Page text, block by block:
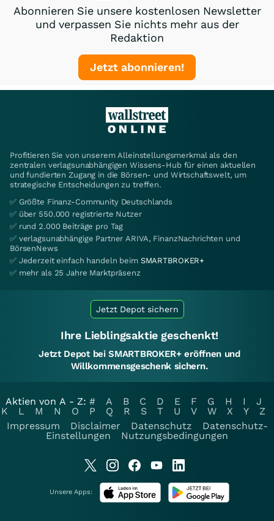
Abonnieren Sie unsere kostenlosen Newsletter
und verpassen Sie nichts mehr aus der
Redaktion
Jetzt abonnieren!
Profitieren Sie von unserem Alleinstellungsmerkmal als den
zentralen verlagsunabhängigen Wissens-Hub für einen aktuellen
und fundierten Zugang in die Börsen- und Wirtschaftswelt, um
strategische Entscheidungen zu treffen.
✅ Größte Finanz-Community Deutschlands
✅ über 550.000 registrierte Nutzer
✅ rund 2.000 Beiträge pro Tag
✅ verlagsunabhängige Partner ARIVA, FinanzNachrichten und
BörsenNews
✅ Jederzeit einfach handeln beim SMARTBROKER+
✅ mehr als 25 Jahre Marktpräsenz
Jetzt Depot sichern
Ihre Lieblingsaktie geschenkt!
Jetzt Depot bei SMARTBROKER+ eröffnen und
Willkommensgeschenk sichern.
Aktien von A - Z: # A B C D E F G H I
J
K
L M N O P Q R S T U V W X Y
Z
Impressum
Disclaimer Datenschutz
Datenschutz-
Einstellungen
Nutzungsbedingungen
Unsere Apps: